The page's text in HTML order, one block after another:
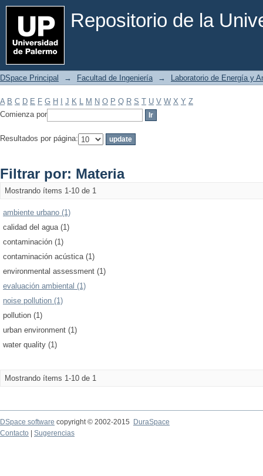
Repositorio de la
Filtrar por: Materia
DSpace Principal → Facultad de Ingeniería → Laboratorio de Energía y
A B C D E F G H J K L M N O P Q R S T U V W X Y Z
Comienza por
Resultados por página:
Filtrar por: Materia
Mostrando ítems 1-10 de 1
ambiente urbano (1)
calidad del agua (1)
contaminación (1)
contaminación acústica (1)
environmental assessment (1)
evaluación ambiental (1)
noise pollution (1)
pollution (1)
urban environment (1)
water quality (1)
Mostrando ítems 1-10 de 1
DSpace software copyright © 2002-2015
DuraSpace
Contacto
Sugerencias